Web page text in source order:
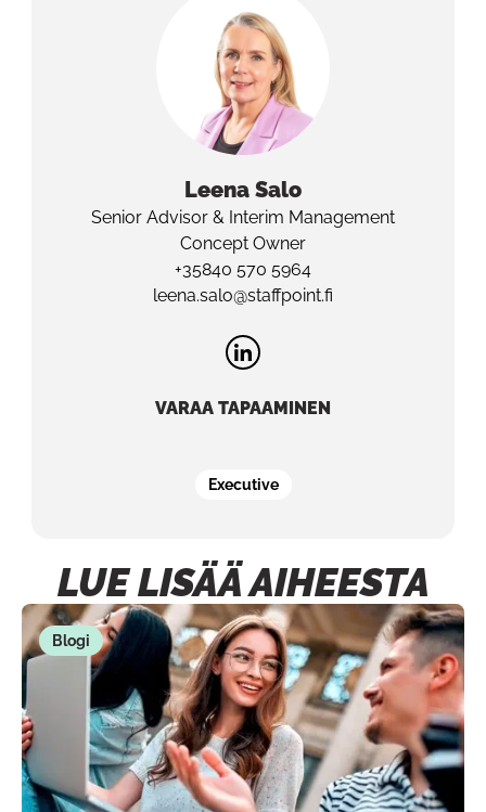
Leena Salo
Senior Advisor & Interim Management
Concept Owner
+35840 570 5964
leena.salo@staffpoint.fi
VARAA TAPAAMINEN
Executive
LUE LISÄÄ AIHEESTA
Blogi